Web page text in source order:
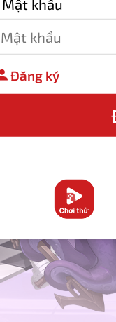
khẩu
Đăng ký